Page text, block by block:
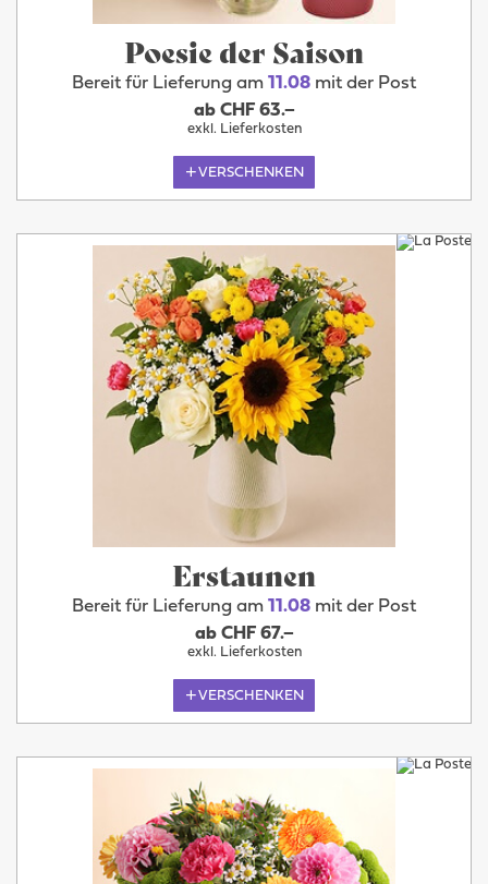
Poesie der Saison
Bereit für Lieferung am 11.08 mit der Post
ab CHF 63.–
exkl. Lieferkosten
VERSCHENKEN
Erstaunen
Bereit für Lieferung am 11.08 mit der Post
ab CHF 67.–
exkl. Lieferkosten
VERSCHENKEN